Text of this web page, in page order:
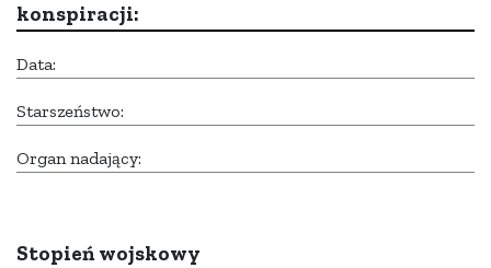
konspiracji:
Data:
Starszeństwo:
Organ nadający:
Stopień wojskowy